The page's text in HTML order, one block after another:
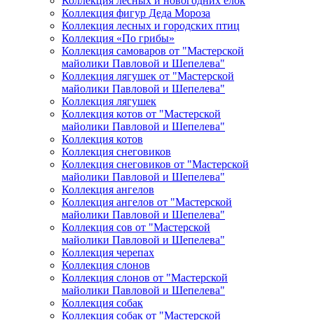
Коллекция фигур Деда Мороза
Коллекция лесных и городских птиц
Коллекция «По грибы»
Коллекция самоваров от "Мастерской
майолики Павловой и Шепелева"
Коллекция лягушек от "Мастерской
майолики Павловой и Шепелева"
Коллекция лягушек
Коллекция котов от "Мастерской
майолики Павловой и Шепелева"
Коллекция котов
Коллекция снеговиков
Коллекция снеговиков от "Мастерской
майолики Павловой и Шепелева"
Коллекция ангелов
Коллекция ангелов от "Мастерской
майолики Павловой и Шепелева"
Коллекция сов от "Мастерской
майолики Павловой и Шепелева"
Коллекция черепах
Коллекция слонов
Коллекция слонов от "Мастерской
майолики Павловой и Шепелева"
Коллекция собак
Коллекция собак от "Мастерской